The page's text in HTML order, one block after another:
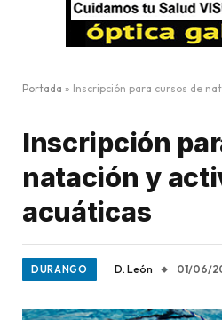
Portada » Inscripción para cursos de
Inscripción
natación y
acuáticas
DURANGO D. León 01/06/